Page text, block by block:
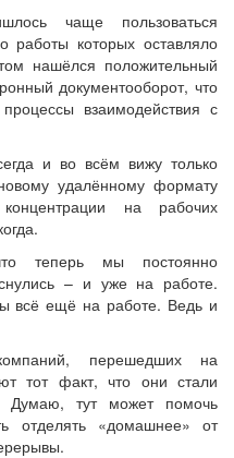
чаще пользоваться
работы которых оставляло
нашёлся положительный
документооборот, что
взаимодействия с
и во всём вижу только
удалённому формату
на рабочих
теперь мы постоянно
– и уже на работе.
всё ещё на работе. Ведь и
перешедших на
тот факт, что они стали
Думаю, тут может помочь
отделять «домашнее» от